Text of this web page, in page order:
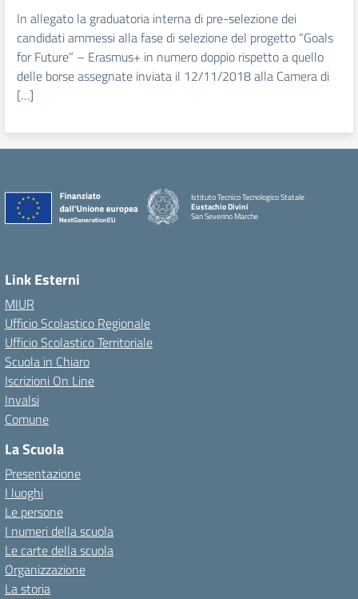
In allegato la graduatoria interna di pre-selezione dei
candidati ammessi alla fase di selezione del progetto “Goals
for Future” – Erasmus+ in numero doppio rispetto a quello
delle borse assegnate inviata il 12/11/2018 alla Camera di
[…]
Istituto Tecnico Tecnologico Statale
Eustachio Divini
San Severino Marche
Link Esterni
MIUR
Ufficio Scolastico Regionale
Ufficio Scolastico Territoriale
Scuola in Chiaro
Iscrizioni On Line
Invalsi
Comune
La Scuola
Presentazione
I luoghi
Le persone
I numeri della scuola
Le carte della scuola
Organizzazione
La storia